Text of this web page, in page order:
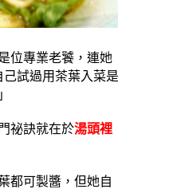
位專業老饕，連她
試過用茶葉入菜是
祕訣就在於湯頭裡
都可製醬，但她自